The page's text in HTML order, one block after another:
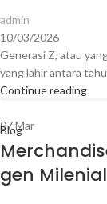
admin
10/03/2026
Generasi Z, atau
yang lahir antara
Continue reading
07Mar
Blog
gen Milenial